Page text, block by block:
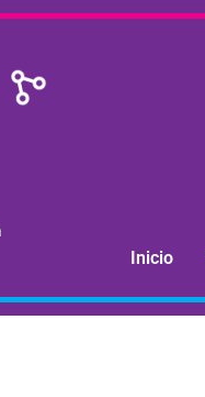
Inicio